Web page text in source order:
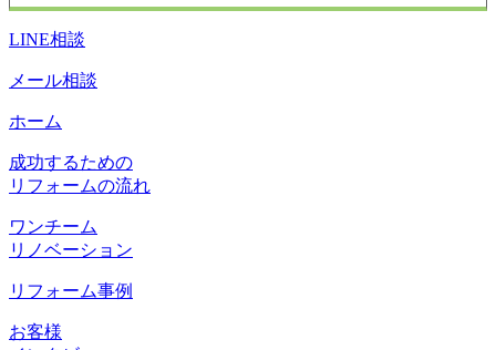
LINE相談
メール相談
ホーム
成功するための
リフォームの流れ
ワンチーム
リノベーション
リフォーム事例
お客様